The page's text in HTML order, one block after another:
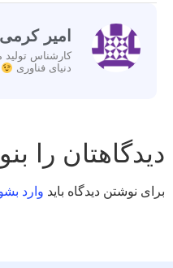
امیر کرمی
کارشناس تولید
دنیای فناوری
دیدگاهتان را
برای نوشتن دیدگاه باید وارد